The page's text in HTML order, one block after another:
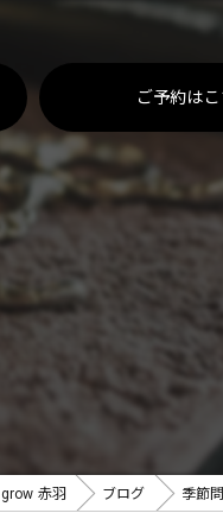
ご予約はこ
赤羽 ブログ 季節